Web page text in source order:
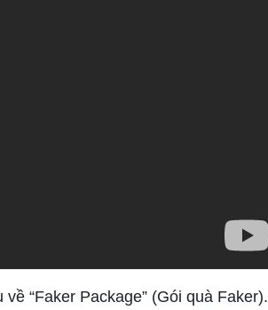
“Faker Package” (Gói quà Faker).